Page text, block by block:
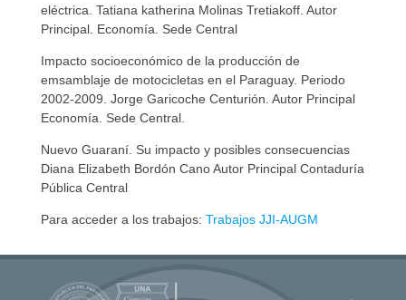
eléctrica. Tatiana katherina Molinas Tretiakoff. Autor
Principal. Economía. Sede Central
Impacto socioeconómico de la producción de
emsamblaje de motocicletas en el Paraguay. Periodo
2002-2009. Jorge Garicoche Centurión. Autor Principal
Economía. Sede Central.
Nuevo Guaraní. Su impacto y posibles consecuencias
Diana Elizabeth Bordón Cano Autor Principal Contaduría
Pública Central
Para acceder a los trabajos: Trabajos JJI-AUGM